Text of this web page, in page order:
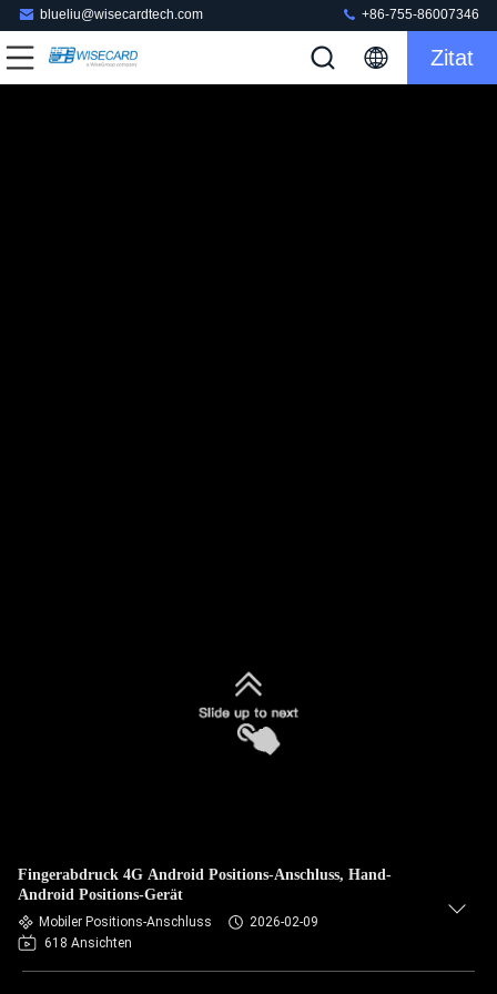
blueliu@wisecardtech.com +86-755-86007346
Zitat
Fingerabdruck 4G Android Positions-Anschluss, Hand-
Android Positions-Gerät
Mobiler Positions-Anschluss
2026-02-09
618 Ansichten